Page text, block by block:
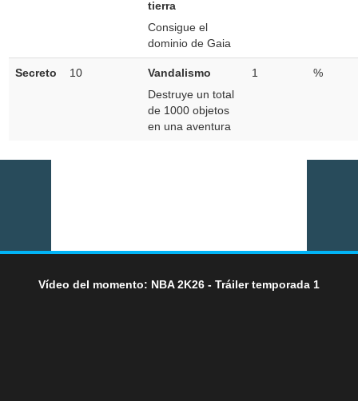
tierra
Consigue el
dominio de Gaia
Secreto 10
Vandalismo
Destruye un total
de 1000 objetos
en una aventura
1 %
Vídeo del momento: NBA 2K26 - Tráiler temporada 1